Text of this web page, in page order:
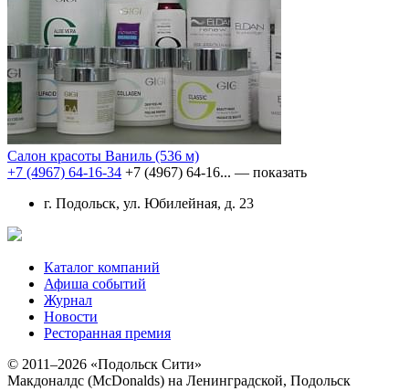
Салон красоты Ваниль (536 м)
+7 (4967) 64-16-34 +7 (4967) 64-16... — показать
г. Подольск, ул. Юбилейная, д. 23
Каталог компаний
Афиша событий
Журнал
Новости
Ресторанная премия
© 2011–2026 «Подольск Сити»
Макдоналдс (McDonalds) на Ленинградской, Подольск